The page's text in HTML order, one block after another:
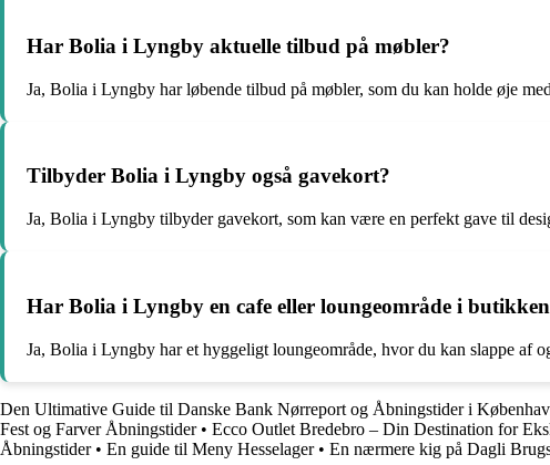
Har Bolia i Lyngby aktuelle tilbud på møbler?
Ja, Bolia i Lyngby har løbende tilbud på møbler, som du kan holde øje
Tilbyder Bolia i Lyngby også gavekort?
Ja, Bolia i Lyngby tilbyder gavekort, som kan være en perfekt gave til
Har Bolia i Lyngby en cafe eller loungeområde i
Ja, Bolia i Lyngby har et hyggeligt loungeområde, hvor du kan slappe af
Den Ultimative Guide til Danske Bank Nørreport og Åbningstider i
Fest og Farver Åbningstider• Ecco Outlet Bredebro – Din Destination for
Åbningstider• En guide til Meny Hesselager• En nærmere kig på Dagli